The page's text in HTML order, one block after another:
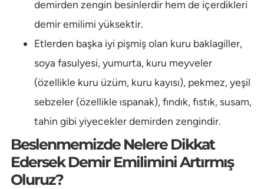
demirden zengin besinlerdir hem de içerdikleri
demir emilimi yüksektir.
Etlerden başka iyi pişmiş olan kuru baklagiller,
soya fasulyesi, yumurta, kuru meyveler
(özellikle kuru üzüm, kuru kayısı), pekmez, yeşil
sebzeler (özellikle ıspanak), fındık, fıstık, susam,
tahin gibi yiyecekler demirden zengindir.
Beslenmemizde Nelere Dikkat
Edersek Demir Emilimini Artırmış
Oluruz?